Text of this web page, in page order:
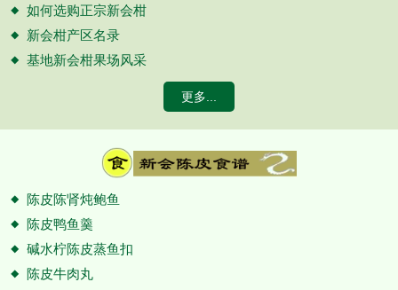
如何选购正宗新会柑
新会柑产区名录
基地新会柑果场风采
更多...
陈皮陈肾炖鲍鱼
陈皮鸭鱼羹
碱水柠陈皮蒸鱼扣
陈皮牛肉丸